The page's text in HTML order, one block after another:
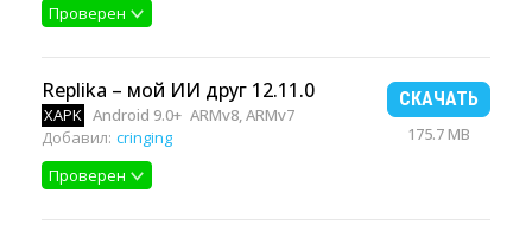
Проверен
Replika – мой ИИ друг 12.11.0
XAPK Android 9.0+ ARMv8, ARMv7
Добавил: cringing
Проверен
СКАЧАТЬ
175.7 MB